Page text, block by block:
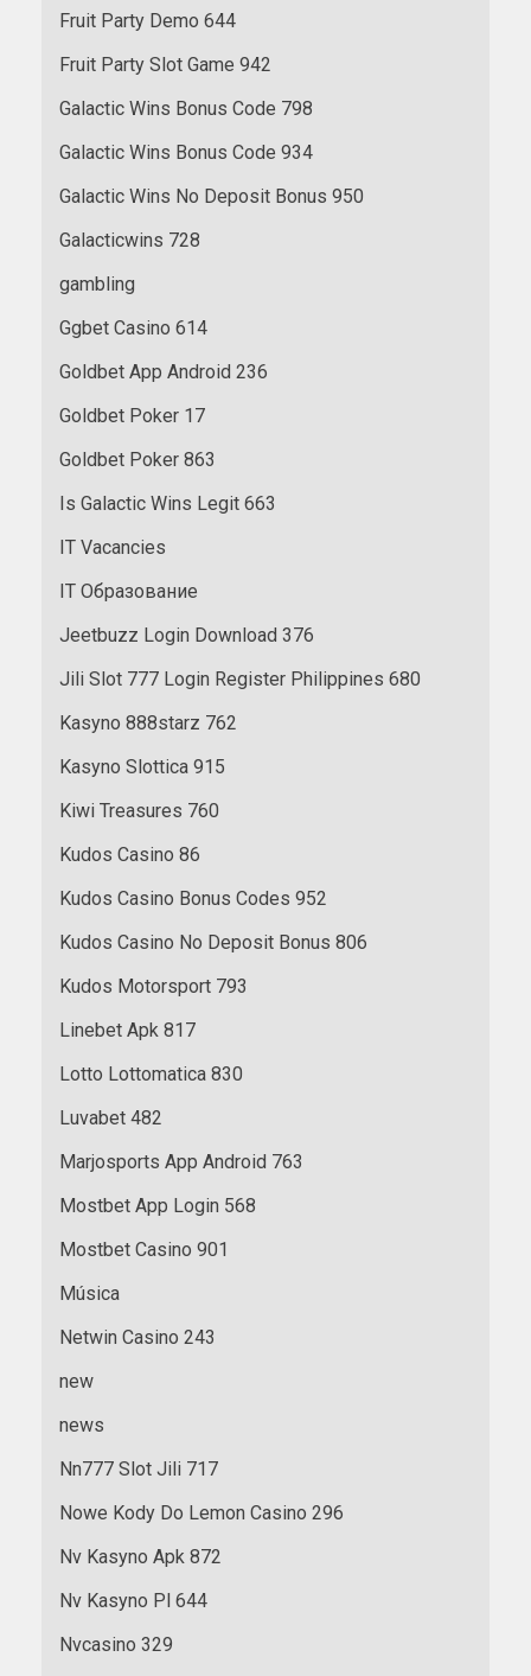
Fruit Party Demo 644
Fruit Party Slot Game 942
Galactic Wins Bonus Code 798
Galactic Wins Bonus Code 934
Galactic Wins No Deposit Bonus 950
Galacticwins 728
gambling
Ggbet Casino 614
Goldbet App Android 236
Goldbet Poker 17
Goldbet Poker 863
Is Galactic Wins Legit 663
IT Vacancies
IT Образование
Jeetbuzz Login Download 376
Jili Slot 777 Login Register Philippines 680
Kasyno 888starz 762
Kasyno Slottica 915
Kiwi Treasures 760
Kudos Casino 86
Kudos Casino Bonus Codes 952
Kudos Casino No Deposit Bonus 806
Kudos Motorsport 793
Linebet Apk 817
Lotto Lottomatica 830
Luvabet 482
Marjosports App Android 763
Mostbet App Login 568
Mostbet Casino 901
Música
Netwin Casino 243
new
news
Nn777 Slot Jili 717
Nowe Kody Do Lemon Casino 296
Nv Kasyno Apk 872
Nv Kasyno Pl 644
Nvcasino 329